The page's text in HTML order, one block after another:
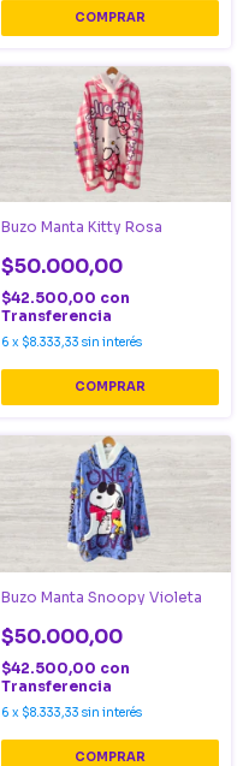
COMPRAR
Buzo Manta Kitty Rosa
$50.000,00
$42.500,00 con
Transferencia
6 x $8.333,33 sin interés
COMPRAR
Buzo Manta Snoopy Violeta
$50.000,00
$42.500,00 con
Transferencia
6 x $8.333,33 sin interés
COMPRAR